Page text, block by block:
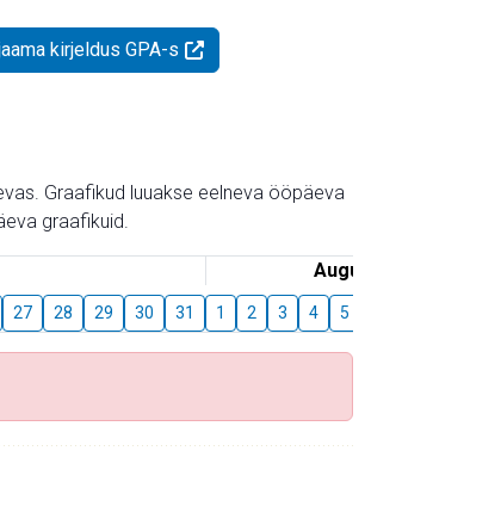
kirjeldus GPA-s
Graafikud luuakse eelneva ööpäeva
graafikuid.
August
27 28 29 30 31 1 2 3 4 5